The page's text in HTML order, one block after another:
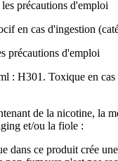
précautions d'emploi
en cas d'ingestion
précautions d'emploi
: H301. Toxique en
de la nicotine, la
et/ou la fiole :
dans ce produit crée